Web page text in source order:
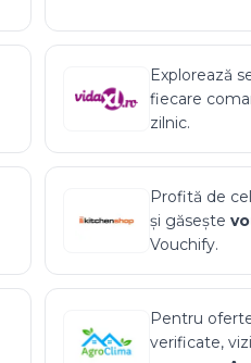
Explorează
fiecare
zilnic.
Profită de
și găsește
Vouchify.
Pentru
verificate,